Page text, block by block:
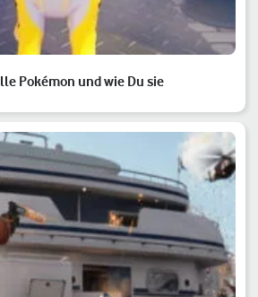
Pokémon und wie Du sie